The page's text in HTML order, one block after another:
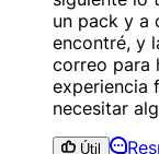
un pack y a
encontré, y
correo para
experiencia
necesitar
Útil